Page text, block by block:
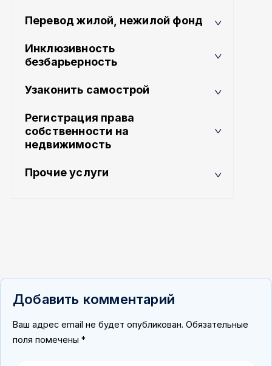
Перевод жилой, нежилой фонд
Инклюзивность
безбарьерность
Узаконить самострой
Регистрация права
собственности на
недвижимость
Прочие услуги
Добавить комментарий
Ваш адрес email не будет опубликован. Обязательные
поля помечены *